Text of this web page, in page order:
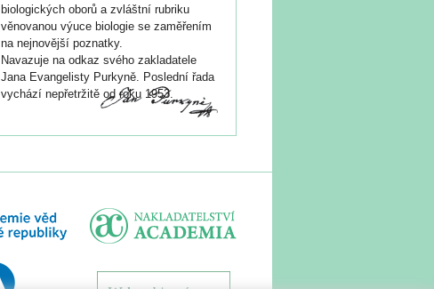
biologických oborů a zvláštní rubriku
věnovanou výuce biologie se zaměřením
na nejnovější poznatky.
Navazuje na odkaz svého zakladatele
Jana Evangelisty Purkyně. Poslední řada
vychází nepřetržitě od roku 1953.